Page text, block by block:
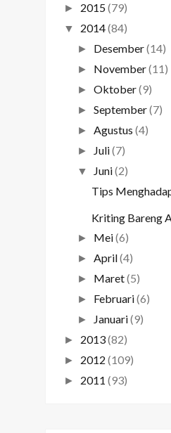
► 2015(79)
▼ 2014(84)
► Desember(14)
► November(11)
►Oktober(9)
►September(7)
►Agustus (4)
► Juli(7)
▼ Juni(2)
Tips
Kriting Bareng
► Mei(6)
►April(4)
► Maret(5)
► Februari(6)
► Januari(9)
► 2013(82)
► 2012 (109)
► 2011 (93)